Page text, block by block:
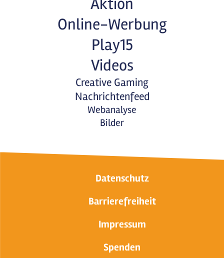
Online-Werbung
Play15
Videos
Creative Gaming
Nachrichtenfeed
Webanalyse
Bilder
Datenschutz
Barrierefreiheit
Impressum
Spenden